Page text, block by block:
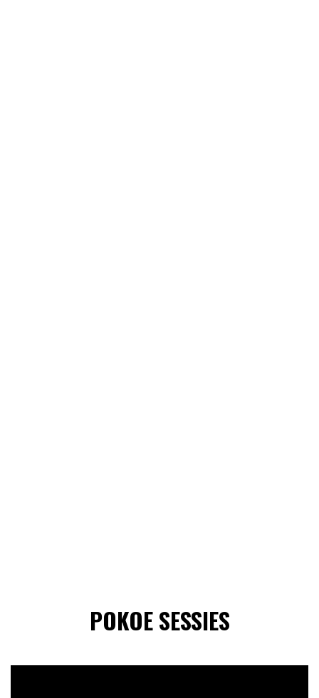
POKOE SESSIES